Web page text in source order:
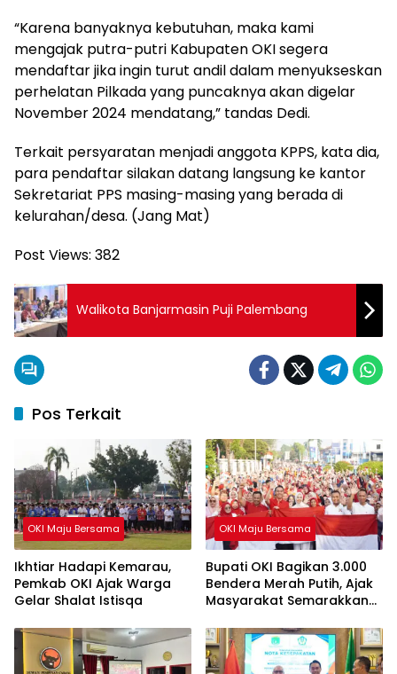
“Karena banyaknya kebutuhan, maka kami
mengajak putra-putri Kabupaten OKI segera
mendaftar jika ingin turut andil dalam menyukseskan
perhelatan Pilkada yang puncaknya akan digelar
November 2024 mendatang,” tandas Dedi.
Terkait persyaratan menjadi anggota KPPS, kata dia,
para pendaftar silakan datang langsung ke kantor
Sekretariat PPS masing-masing yang berada di
kelurahan/desa. (Jang Mat)
Post Views: 382
Walikota Banjarmasin Puji Palembang
Pos Terkait
OKI Maju Bersama
Ikhtiar Hadapi Kemarau,
Pemkab OKI Ajak Warga
Gelar Shalat Istisqa
OKI Maju Bersama
Bupati OKI Bagikan 3.000
Bendera Merah Putih, Ajak
Masyarakat Semarakkan